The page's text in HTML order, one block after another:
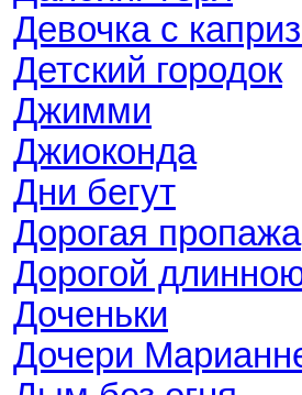
Девочка с
Детский городок
Джимми
Джиоконда
Дни бегут
Дорогая пропажа
Дорогой
Доченьки
Дочери